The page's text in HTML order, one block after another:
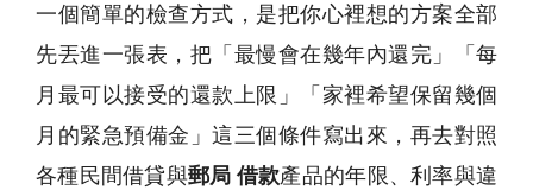
一個簡單的檢查方式，是把你心裡想的方案全部
先丟進一張表，把「最慢會在幾年內還完」「每
月最可以接受的還款上限」「家裡希望保留幾個
月的緊急預備金」這三個條件寫出來，再去對照
各種民間借貸與郵局 借款產品的年限、利率與違